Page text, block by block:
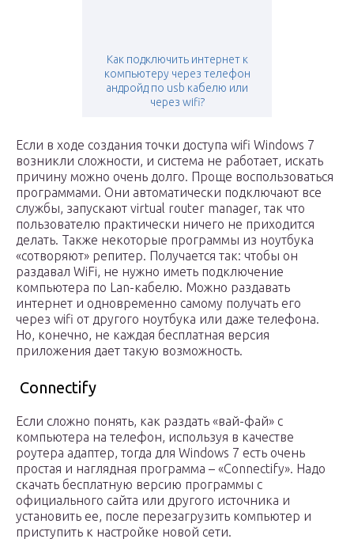
Как подключить интернет к
компьютеру через телефон
андройд по usb кабелю или
через wifi?
Если в ходе создания точки доступа wifi Windows 7
возникли сложности, и система не работает, искать
причину можно очень долго. Проще воспользоваться
программами. Они автоматически подключают все
службы, запускают virtual router manager, так что
пользователю практически ничего не приходится
делать. Также некоторые программы из ноутбука
«сотворяют» репитер. Получается так: чтобы он
раздавал WiFi, не нужно иметь подключение
компьютера по Lan-кабелю. Можно раздавать
интернет и одновременно самому получать его
через wifi от другого ноутбука или даже телефона.
Но, конечно, не каждая бесплатная версия
приложения дает такую возможность.
Connectify
Если сложно понять, как раздать «вай-фай» с
компьютера на телефон, используя в качестве
роутера адаптер, тогда для Windows 7 есть очень
простая и наглядная программа – «Connectify». Надо
скачать бесплатную версию программы с
официального сайта или другого источника и
установить ее, после перезагрузить компьютер и
приступить к настройке новой сети.